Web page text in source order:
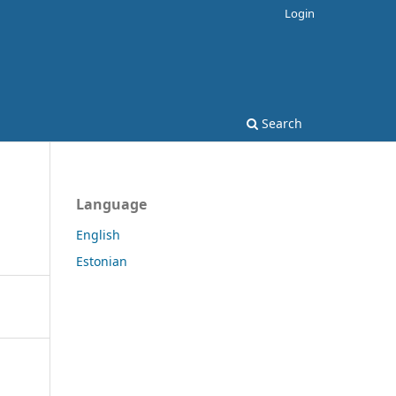
Search
Login
Language
English
Estonian